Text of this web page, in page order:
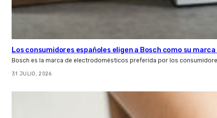
Los consumidores españoles eligen a Bosch como su
Bosch es la marca de electrodomésticos preferida por los
31 JULIO, 2026